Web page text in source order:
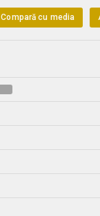
Compară cu media